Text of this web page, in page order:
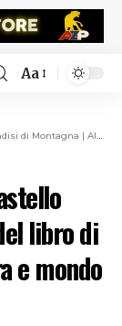
Aa
| Al Castello Fittipaldi la presentazione del libro di Giuseppe Melillo “Mondo era e mondo sarà”
libro di
e mondo